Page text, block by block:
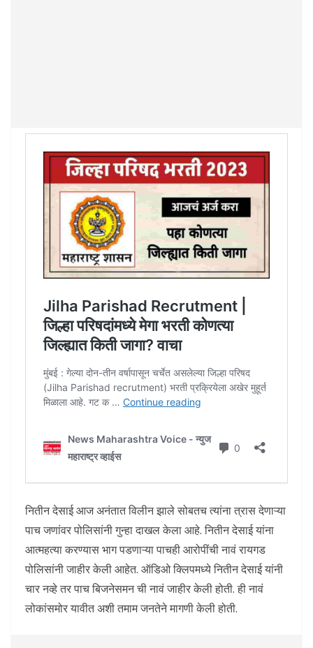
नितीन देसाई आज अनंतात विलीन झाले सोबतच त्यांना त्रास देणाऱ्या
पाच जणांवर पोलिसांनी गुन्हा दाखल केला आहे. नितीन देसाई यांना
आत्महत्या करण्यास भाग पडणाऱ्या पाचही आरोपींची नावं रायगड
पोलिसांनी जाहीर केली आहेत. ऑडिओ क्लिपमध्ये नितीन देसाई यांनी
चार नव्हे तर पाच बिजनेसमन ची नावं जाहीर केली होती. ही नावं
लोकांसमोर यावीत अशी तमाम जनतेने मागणी केली होती.